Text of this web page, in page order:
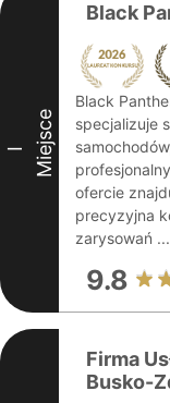
I Miejsce
Black
Black
specjalizuje
ofercie
precyzyjna
zarysowań ...
9.8
Firma
Busko-